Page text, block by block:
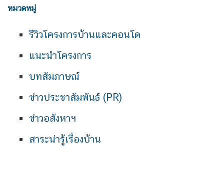
หมวดหมู่
รีวิวโครงการบ้านและคอนโด
แนะนำโครงการ
บทสัมภาษณ์
ข่าวประชาสัมพันธ์ (PR)
ข่าวอสังหาฯ
สาระน่ารู้เรื่องบ้าน